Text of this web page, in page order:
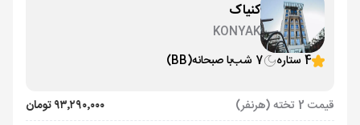
کنیاک
KONYAK
4 ستاره
7 شب با صبحانه(BB)
قیمت 2 تخته (هرنفر)
۹۳٬۲۹۰٬۰۰۰ تومان